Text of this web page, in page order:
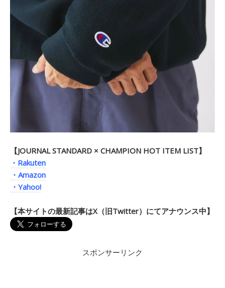
【JOURNAL STANDARD × CHAMPION HOT ITEM LIST】
・Rakuten
・Amazon
・Yahoo!
【本サイトの最新記事はX（旧Twitter）にてアナウンス中】
スポンサーリンク